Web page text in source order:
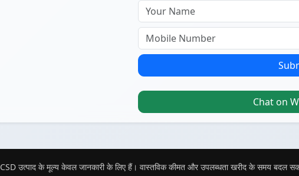
Chat on
CSD उत्पाद के मूल्य केवल जानकारी के लिए हैं। वास्तविक कीमत और उपलब्धता खरीद के समय बदल